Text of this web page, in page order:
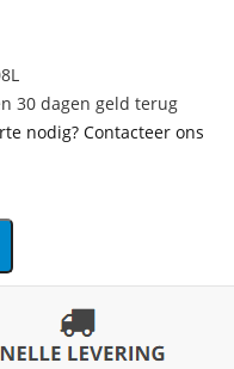
30 dagen geld terug
nodig? Contacteer ons